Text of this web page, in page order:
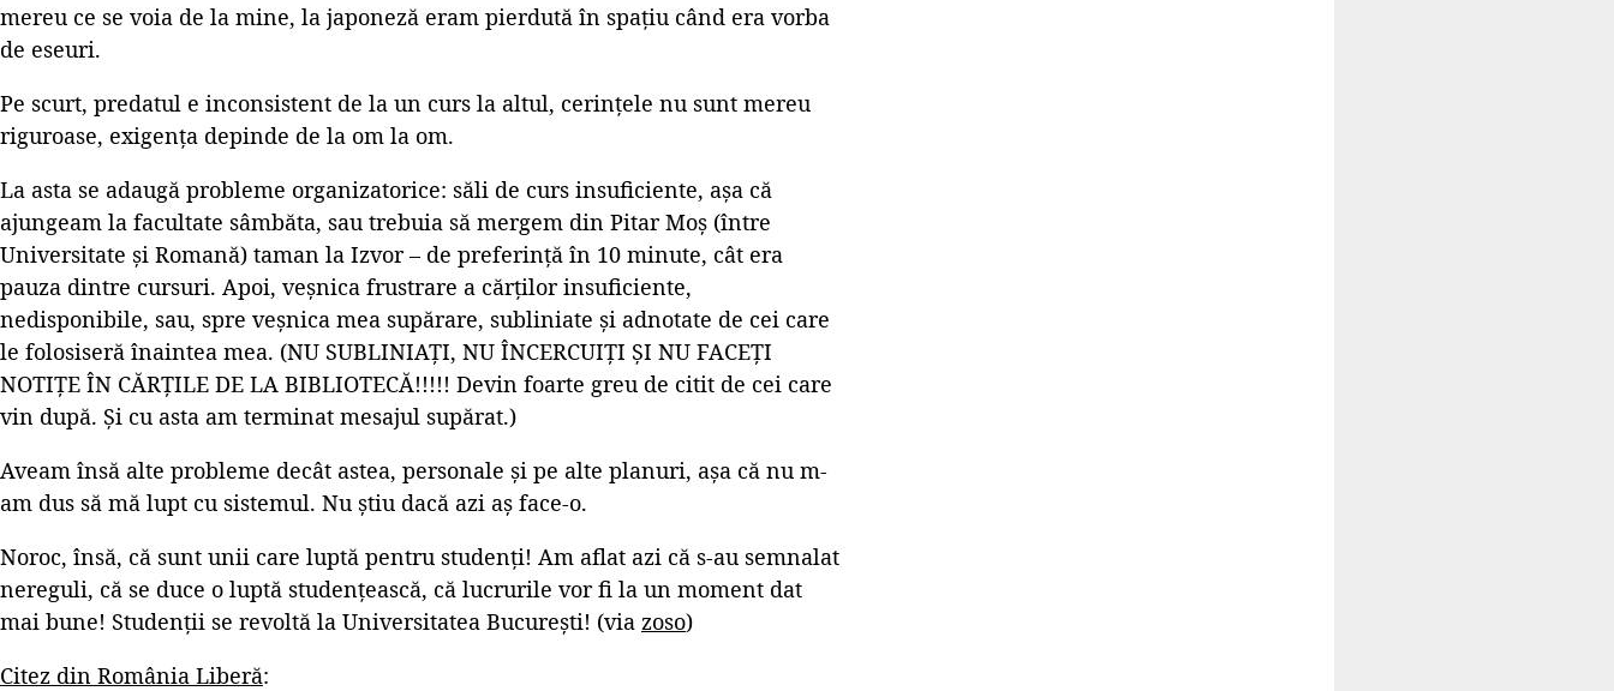
mereu ce se voia de la mine, la japoneză eram pierdută în spațiu când era vorba
de eseuri.
Pe scurt, predatul e inconsistent de la un curs la altul, cerințele nu sunt mereu
riguroase, exigența depinde de la om la om.
La asta se adaugă probleme organizatorice: săli de curs insuficiente, așa că
ajungeam la facultate sâmbăta, sau trebuia să mergem din Pitar Moș (între
Universitate și Romană) taman la Izvor – de preferință în 10 minute, cât era
pauza dintre cursuri. Apoi, veșnica frustrare a cărților insuficiente,
nedisponibile, sau, spre veșnica mea supărare, subliniate și adnotate de cei care
le folosiseră înaintea mea. (NU SUBLINIAȚI, NU ÎNCERCUIȚI ȘI NU FACEȚI
NOTIȚE ÎN CĂRȚILE DE LA BIBLIOTECĂ!!!!! Devin foarte greu de citit de cei care
vin după. Și cu asta am terminat mesajul supărat.)
Aveam însă alte probleme decât astea, personale și pe alte planuri, așa că nu m-
am dus să mă lupt cu sistemul. Nu știu dacă azi aș face-o.
Noroc, însă, că sunt unii care luptă pentru studenți! Am aflat azi că s-au semnalat
nereguli, că se duce o luptă studențească, că lucrurile vor fi la un moment dat
mai bune! Studenții se revoltă la Universitatea București! (via zoso)
Citez din România Liberă: